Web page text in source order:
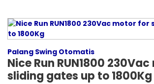
Palang Swing Otomatis
Nice Run RUN1800
sliding gates up to 1800Kg